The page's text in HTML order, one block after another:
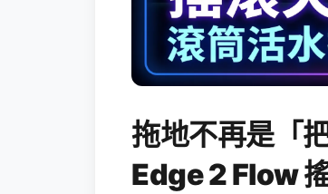
拖地不再是「
Edge 2 Flow